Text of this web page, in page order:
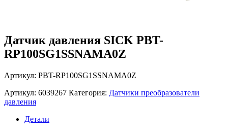
Датчик давления SICK PBT-
RP100SG1SSNAMA0Z
Артикул: PBT-RP100SG1SSNAMA0Z
Артикул: 6039267 Категория: Датчики преобразователи
давления
Детали